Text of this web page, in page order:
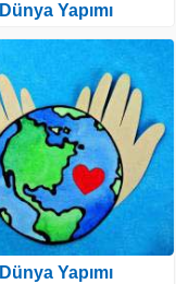
Dünya Yapımı
Dünya Yapımı